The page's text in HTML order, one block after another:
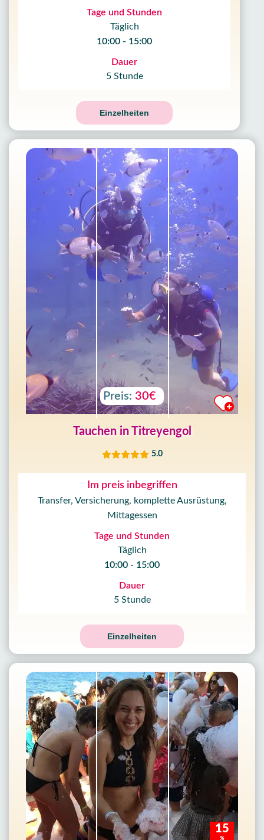
Tage und Stunden
Täglich
10:00 - 15:00
Dauer
5 Stunde
Einzelheiten
Preis: 30€
Tauchen in Titreyengol
5.0
Im preis inbegriffen
Transfer, Versicherung, komplette Ausrüstung,
Mittagessen
Tage und Stunden
Täglich
10:00 - 15:00
Dauer
5 Stunde
Einzelheiten
15
%